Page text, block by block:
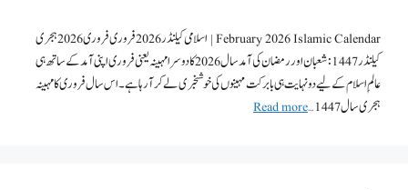
February 2026 Islamic Calendar | اسلامی کیلنڈر 2026 فروری فروری 2026 ہجری
کیلنڈر 1447: شعبان اور رمضان کی آمد سال 2026 کا دوسرا مہینہ یعنی فروری اپنی آمد کے ساتھ ہی
عالمِ اسلام کے لیے دو نہایت ہی بابرکت مہینوں کی خوشخبری لے کر آ رہا ہے۔ اس سال فروری کا مہینہ
ہجری سال 1447 …
Read more